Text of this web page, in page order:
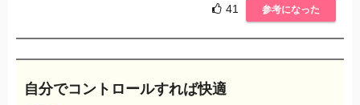
41 参考になった
自分でコントロールすれば快適